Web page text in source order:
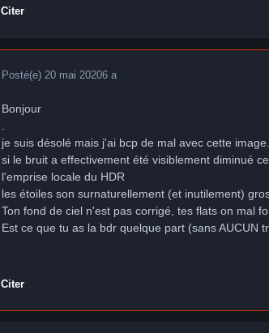
Citer
Posté(e) 20 mai 20206 a
Bonjour
je suis désolé mais j'ai bcp de mal avec cette image.
si le bruit a effectivement été visiblement diminué
l'emprise locale du HDR
les étoiles son surnaturellement (et inutilement)
Ton fond de ciel n'est pas corrigé, tes flats on mal
Est ce que tu as la bdr quelque part (sans AUCUN
Citer